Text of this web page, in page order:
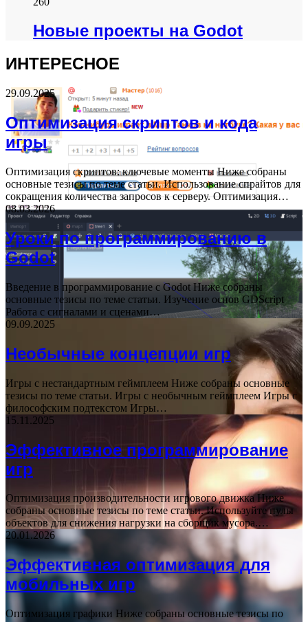
Новые проекты на Godot
ИНТЕРЕСНОЕ
29.09.2025
Оптимизация скриптов и кода
игры
Оптимизация скриптов: ключевые моменты Ниже собраны
основные тезисы по теме статьи. Использование спрайтов для
сокращения количества запросов к серверу. Оптимизация…
08.03.2026
Уроки по программированию в
Godot
Введение в программирование с Godot Ниже собраны
основные тезисы по теме статьи. Изучение основ GDScript
Работа с сигналами и сценами…
09.09.2025
Необычные концепции игр
Игры с нестандартным геймплеем Ниже собраны основные
тезисы по теме статьи. Игры с необычным геймплеем Игры с
философским подтекстом Игры…
15.11.2025
Эффективное программирование
игр
Оптимизация производительности игрового движка Ниже
собраны основные тезисы по теме статьи. Используйте пулы
объектов для снижения нагрузки на сборщик мусора.…
20.01.2026
Эффективная оптимизация для
мобильных игр
Оптимизация графики Ниже собраны основные тезисы по